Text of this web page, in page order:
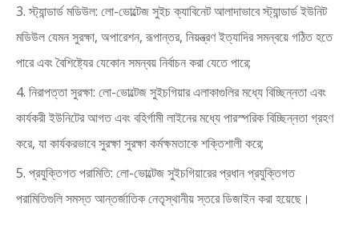
3. স্ট্যান্ডার্ড মডিউল: লো-ভোল্টেজ সুইচ ক্যাবিনেট আলাদাভাবে স্ট্যান্ডার্ড ইউনিট
মডিউল যেমন সুরক্ষা, অপারেশন, রূপান্তর, নিয়ন্ত্রণ ইত্যাদির সমন্বয়ে গঠিত হতে
পারে এবং বৈশিষ্ট্যের যেকোন সমন্বয় নির্বাচন করা যেতে পারে;
4. নিরাপত্তা সুরক্ষা: লো-ভোল্টেজ সুইচগিয়ার এলাকাগুলির মধ্যে বিচ্ছিন্নতা এবং
কার্যকরী ইউনিটের আগত এবং বহির্গামী লাইনের মধ্যে পারস্পরিক বিচ্ছিন্নতা গ্রহণ
করে, যা কার্যকরভাবে সুরক্ষা সুরক্ষা কর্মক্ষমতাকে শক্তিশালী করে;
5. প্রযুক্তিগত পরামিতি: লো-ভোল্টেজ সুইচগিয়ারের প্রধান প্রযুক্তিগত
পরামিতিগুলি সমস্ত আন্তর্জাতিক নেতৃস্থানীয় স্তরে ডিজাইন করা হয়েছে।